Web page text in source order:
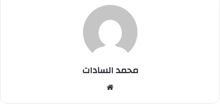
محمد السادات